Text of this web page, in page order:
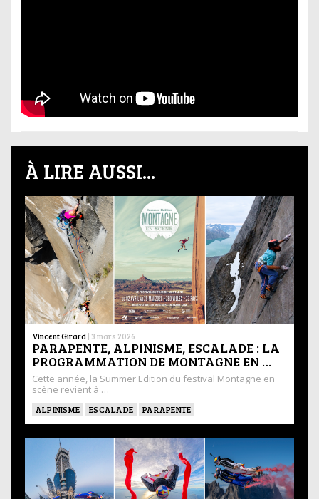
À LIRE AUSSI...
Vincent Girard | 3 mars 2026
PARAPENTE, ALPINISME, ESCALADE : LA
PROGRAMMATION DE MONTAGNE EN …
Cette année, la Summer Edition du festival Montagne en
scène revient à …
ALPINISME ESCALADE PARAPENTE